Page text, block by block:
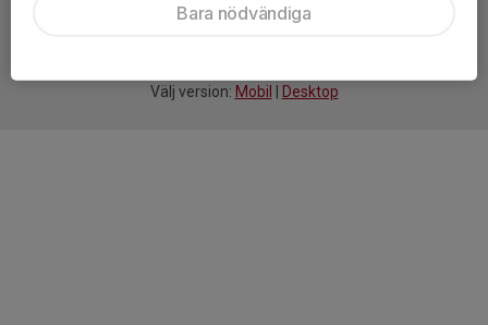
Välj version: Mobil Desktop
Bara nödvändiga